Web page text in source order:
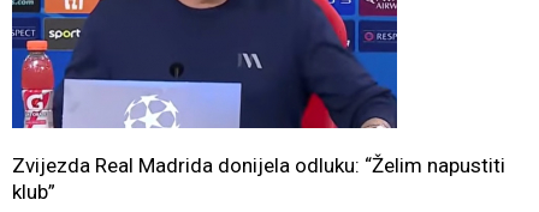
Zvijezda Real Madrida donijela odluku: “Želim napustiti
klub”